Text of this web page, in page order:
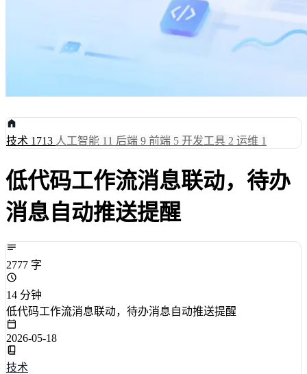
技术 1713 人工智能 11 后端 9 前端 5 开发工具 2 运维 1
低代码工作流消息联动，待办
消息自动推送提醒
2777 字
14 分钟
低代码工作流消息联动，待办消息自动推送提醒
2026-05-18
技术